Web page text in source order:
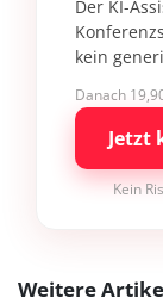
Der KI-
kein
Danach
Jetzt
Kein
Weitere